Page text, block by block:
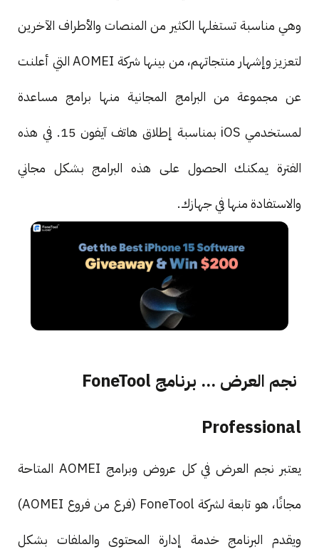
وهي مناسبة تستغلها الكثير من المنصات والأطراف الآخرين
لتعزيز وإشهار منتجاتهم، من بينها شركة AOMEI التي أعلنت
عن مجموعة من البرامج المجانية منها برامج مساعدة
لمستخدمي iOS بمناسبة إطلاق هاتف آيفون 15. في هذه
الفترة يمكنك الحصول على هذه البرامج بشكل مجاني
والاستفادة منها في جهازك.
نجم العرض ... برنامج FoneTool
Professional
يعتبر نجم العرض في كل عروض وبرامج AOMEI المتاحة
مجانًا، هو تابعة لشركة FoneTool (فرع من فروع AOMEI)
ويقدم البرنامج خدمة إدارة المحتوى والملفات بشكل